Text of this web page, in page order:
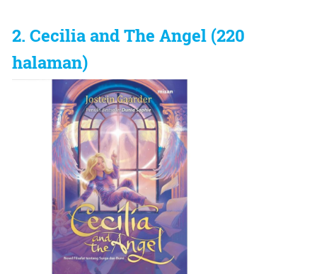
2. Cecilia and The Angel (220
halaman)